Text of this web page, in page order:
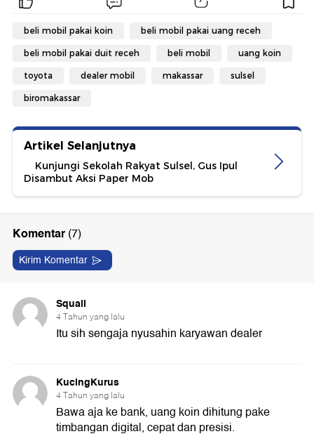
beli mobil pakai koin beli mobil pakai uang receh
beli mobil pakai duit receh beli mobil uang koin
toyota dealer mobil makassar sulsel
biromakassar
Artikel Selanjutnya
Kunjungi Sekolah Rakyat Sulsel, Gus Ipul
Disambut Aksi Paper Mob